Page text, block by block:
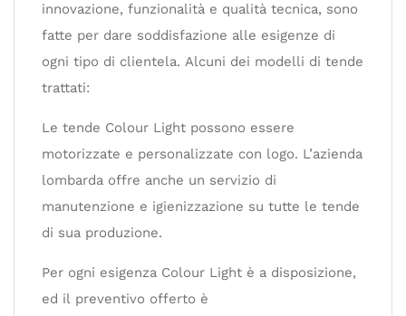
innovazione, funzionalità e qualità tecnica, sono
fatte per dare soddisfazione alle esigenze di
ogni tipo di clientela. Alcuni dei modelli di tende
trattati:
Le tende Colour Light possono essere
motorizzate e personalizzate con logo. L’azienda
lombarda offre anche un servizio di
manutenzione e igienizzazione su tutte le tende
di sua produzione.
Per ogni esigenza Colour Light è a disposizione,
ed il preventivo offerto è